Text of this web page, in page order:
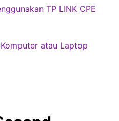
TP LINK CPE
atau Laptop